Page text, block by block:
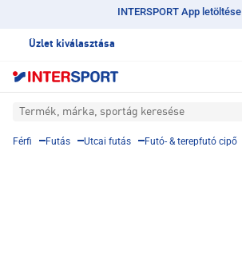
INTERSPORT App letöltése
Üzlet kiválasztása
Termék, márka, sportág keresése
Férfi Futás Utcai futás Futó- & terepfutó cipő